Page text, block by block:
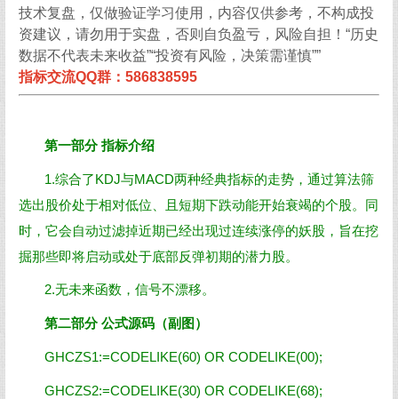
技术复盘，仅做验证学习使用，内容仅供参考，不构成投
资建议，请勿用于实盘，否则自负盈亏，风险自担！“历史
数据不代表未来收益”“投资有风险，决策需谨慎””
指标交流QQ群：586838595
第一部分 指标介绍
1.综合了KDJ与MACD两种经典指标的走势，通过算法筛
选出股价处于相对低位、且短期下跌动能开始衰竭的个股。同
时，它会自动过滤掉近期已经出现过连续涨停的妖股，旨在挖
掘那些即将启动或处于底部反弹初期的潜力股。
2.无未来函数，信号不漂移。
第二部分 公式源码（副图）
GHCZS1:=CODELIKE(60) OR CODELIKE(00);
GHCZS2:=CODELIKE(30) OR CODELIKE(68);